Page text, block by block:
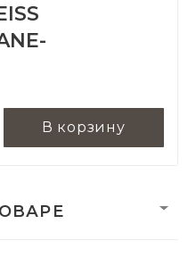
В корзину